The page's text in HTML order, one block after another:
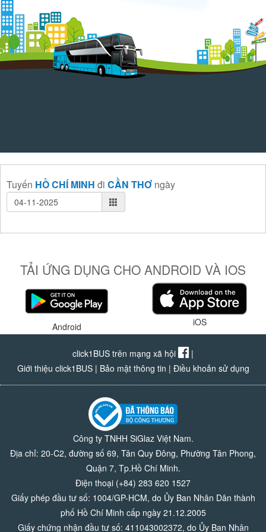
Tuyến HỒ CHÍ MINH đi CẦN THƠ ngày
TẢI ỨNG DỤNG CHO ANDROID VÀ IOS
Android iOS
click1BUS trên mạng xã hội
|
Giới thiệu click1BUS| Bảo mật thông tin | Điều khoản sử dụng
Công ty TNHH SiGlaz Việt Nam.
Địa chỉ: 20-C2, đường số 69, Tân Quy Đông, Phường Tân Phong,
Quận 7, Tp.Hồ Chí Minh.
Điện thoại (+84) 283 620 1527
Giấy phép đầu tư số: 1004/GP-HCM, do Ủy Ban Nhân Dân thành
phố Hồ Chí Minh cấp ngày 21.12.2005
Giấy chứng nhận đầu tư số: 411043002372, do Ủy Ban Nhân